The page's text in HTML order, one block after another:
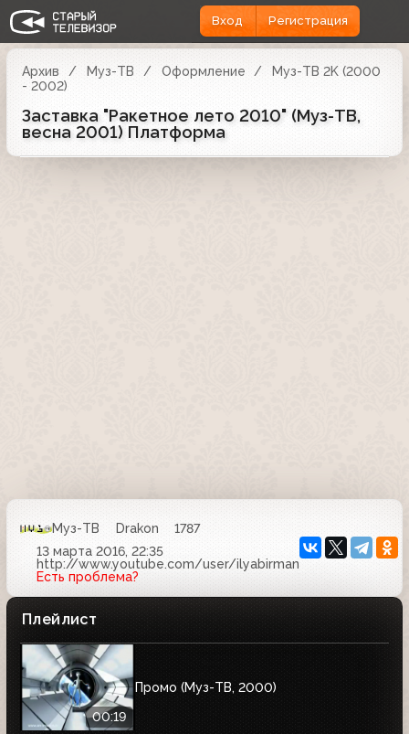
Вход Регистрация
Архив Муз-ТВ Оформление
Муз-ТВ 2K (2000
- 2002)
Заставка "Ракетное лето 2010" (Муз-ТВ,
весна 2001) Платформа
Муз-ТВ Drakon
1787
13 марта 2016, 22:35
http://www.youtube.com/user/ilyabirman
Есть проблема?
Плейлист
00:19
Промо (Муз-ТВ, 2000)